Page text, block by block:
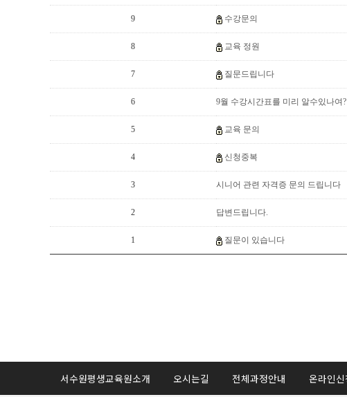
9 수강문의
8 교육 정원
7 질문드립니다
6 9월 수강시간표를 미리 알수있나여?
5 교육 문의
4 신청중복
3 시니어 관련 자격증 문의 드립니다
2 답변드립니다.
1 질문이 있습니다
서수원평생교육원소개 오시는길 전체과정안내 온라인신